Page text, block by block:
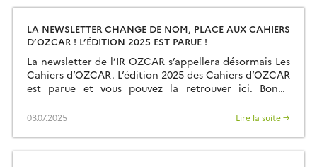
rencontré un beau succès […]
LA NEWSLETTER CHANGE DE NOM, PLACE AUX CAHIERS
D’OZCAR ! L’ÉDITION 2025 EST PARUE !
La newsletter de l’IR OZCAR s’appellera désormais Les
Cahiers d’OZCAR. L’édition 2025 des Cahiers d’OZCAR
est parue et vous pouvez la retrouver ici. Bonne
03.07.2025 Lire la suite →